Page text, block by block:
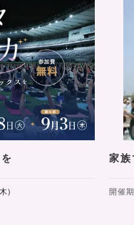
)
家
開催